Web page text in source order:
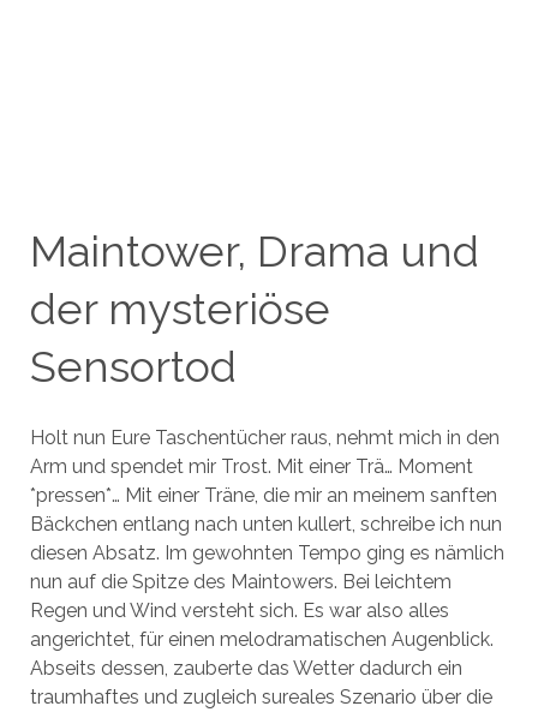
Maintower, Drama und
der mysteriöse
Sensortod
Holt nun Eure Taschentücher raus, nehmt mich in den
Arm und spendet mir Trost. Mit einer Trä… Moment
*pressen*… Mit einer Träne, die mir an meinem sanften
Bäckchen entlang nach unten kullert, schreibe ich nun
diesen Absatz. Im gewohnten Tempo ging es nämlich
nun auf die Spitze des Maintowers. Bei leichtem
Regen und Wind versteht sich. Es war also alles
angerichtet, für einen melodramatischen Augenblick.
Abseits dessen, zauberte das Wetter dadurch ein
traumhaftes und zugleich sureales Szenario über die